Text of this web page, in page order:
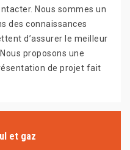
Nous sommes un
des connaissances
d’assurer le meilleur
proposons une
de projet fait
et gaz